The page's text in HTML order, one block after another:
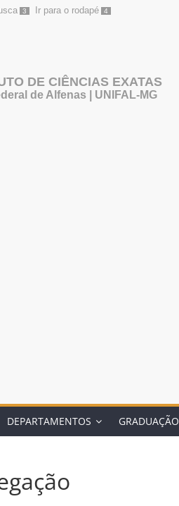
3 Ir para o rodapé 4
DE CIÊNCIAS EXATAS
de Alfenas | UNIFAL-MG
DEPARTAMENTOS GRADUAÇÃO